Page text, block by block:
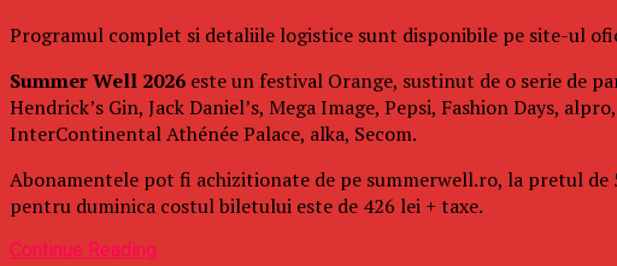
Programul complet si detaliile logistice sunt disponibile pe site-ul
Summer Well 2026 este un festival Orange, sustinut de o serie de
Hendrick’s Gin, Jack Daniel’s, Mega Image, Pepsi, Fashion Days,
InterContinental Athénée Palace, alka, Secom.
Abonamentele pot fi achizitionate de pe summerwell.ro, la pretul de
pentru duminica costul biletului este de 426 lei + taxe.
Continue Reading